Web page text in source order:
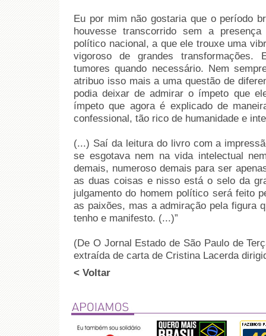
Eu por mim não gostaria que o período
houvesse transcorrido sem a
político nacional, a que ele trouxe uma
vigoroso de grandes transformações.
tumores quando necessário. Nem
atribuo isso mais a uma questão de
podia deixar de admirar o ímpeto que
ímpeto que agora é explicado de
confessional, tão rico de humanidade e
(...) Saí da leitura do livro com a
se esgotava nem na vida intelectual
demais, numeroso demais para ser
as duas coisas e nisso está o selo da
julgamento do homem político será feito
as paixões, mas a admiração pela figura
tenho e manifesto. (...)”
(De O Jornal Estado de São Paulo de
extraída de carta de Cristina Lacerda
< Voltar